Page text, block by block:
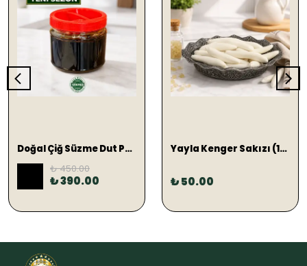
Doğal Çiğ Süzme Dut Pekmezi 1 KG
₺ 450.00
₺ 390.00
Yayla Kenger Sakızı (1ADET)
₺ 50.00